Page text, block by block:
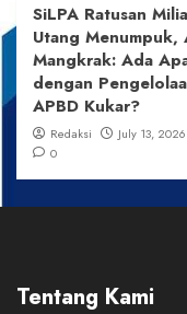
SiLPA Ratusan
Utang Menumpuk,
Mangkrak: Ada
dengan
APBD Kukar?
Redaksi
July 13, 2026
0
Tentang Kami